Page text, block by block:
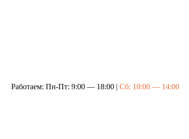
Работаем: Пн-Пт: 9:00 — 18:00 | Сб: 10:00 — 14:00